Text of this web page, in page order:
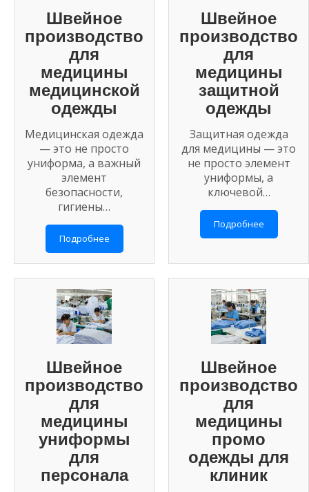
Швейное
производство
для
медицины
медицинской
одежды
Медицинская одежда
— это не просто
униформа, а важный
элемент
безопасности,
гигиены…
Подробнее
Швейное
производство
для
медицины
защитной
одежды
Защитная одежда
для медицины — это
не просто элемент
униформы, а
ключевой…
Подробнее
Швейное
производство
для
медицины
униформы
для
персонала
Швейное
производство
для
медицины
промо
одежды для
клиник